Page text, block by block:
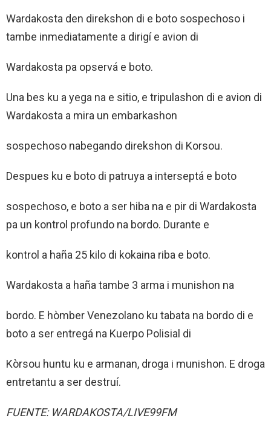
Wardakosta den direkshon di e boto sospechoso i
tambe inmediatamente a dirigí e avion di
Wardakosta pa opservá e boto.
Una bes ku a yega na e sitio, e tripulashon di e avion di
Wardakosta a mira un embarkashon
sospechoso nabegando direkshon di Korsou.
Despues ku e boto di patruya a interseptá e boto
sospechoso, e boto a ser hiba na e pir di Wardakosta
pa un kontrol profundo na bordo. Durante e
kontrol a haña 25 kilo di kokaina riba e boto.
Wardakosta a haña tambe 3 arma i munishon na
bordo. E hòmber Venezolano ku tabata na bordo di e
boto a ser entregá na Kuerpo Polisial di
Kòrsou huntu ku e armanan, droga i munishon. E droga
entretantu a ser destruí.
FUENTE: WARDAKOSTA/LIVE99FM